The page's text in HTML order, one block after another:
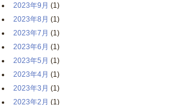
2023年9月 (1)
2023年8月 (1)
2023年7月 (1)
2023年6月 (1)
2023年5月 (1)
2023年4月 (1)
2023年3月 (1)
2023年2月 (1)